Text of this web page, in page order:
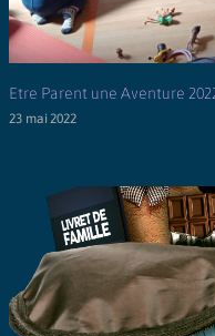
Etre Parent une Aventure
23 mai 2022